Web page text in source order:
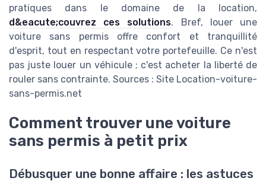
pratiques dans le domaine de la location,
d&eacute;couvrez ces solutions. Bref, louer une
voiture sans permis offre confort et tranquillité
d'esprit, tout en respectant votre portefeuille. Ce n'est
pas juste louer un véhicule ; c'est acheter la liberté de
rouler sans contrainte. Sources : Site Location-voiture-
sans-permis.net
Comment trouver une voiture
sans permis à petit prix
Débusquer une bonne affaire : les astuces